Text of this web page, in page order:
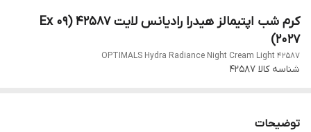
کرم شب اپتیمالز هیدرا رادیانس لایت 42587 (Ex 09
2027)
OPTIMALS Hydra Radiance Night Cream Light 42587
شناسه کالا 42587
توضیحات